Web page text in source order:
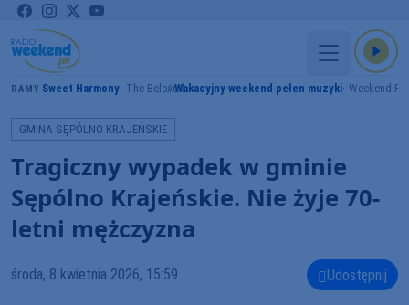
GRAMY Sweet Harmony The BelovedWakacyjny weekend pełen muzyki Weekend FM
GMINA SĘPÓLNO KRAJEŃSKIE
Tragiczny wypadek w gminie
Sępólno Krajeńskie. Nie żyje 70-
letni mężczyzna
środa, 8 kwietnia 2026, 15:59 Udostępnij